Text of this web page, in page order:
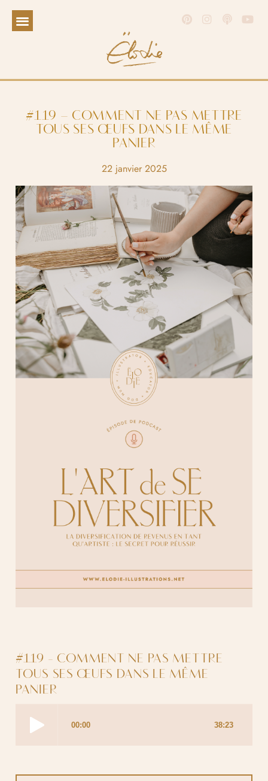
#119 – COMMENT NE PAS METTRE
TOUS SES ŒUFS DANS LE MÊME
PANIER
22 janvier 2025
#119 - COMMENT NE PAS METTRE
TOUS SES ŒUFS DANS LE MÊME
PANIER